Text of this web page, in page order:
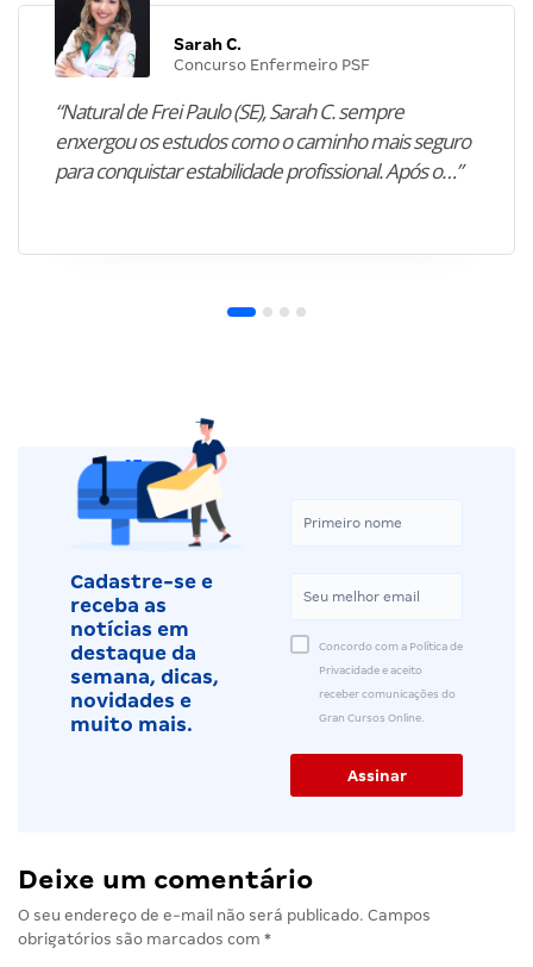
Sarah C.
Concurso Enfermeiro PSF
“Natural de Frei Paulo (SE), Sarah C. sempre
enxergou os estudos como o caminho mais seguro
para conquistar estabilidade profissional. Após o…”
Cadastre-se e
receba as
notícias em
destaque da
semana, dicas,
novidades e
muito mais.
Concordo com a Política de
Privacidade e aceito
receber comunicações do
Gran Cursos Online.
Deixe um comentário
O seu endereço de e-mail não será publicado. Campos
obrigatórios são marcados com *